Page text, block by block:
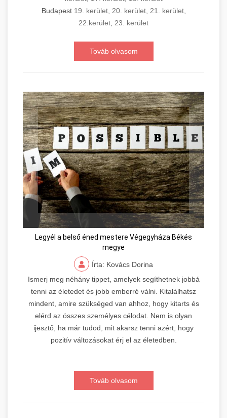
Budapest 19. kerület, 20. kerület, 21. kerület,
22.kerület, 23. kerület
Továb olvasom
Legyél a belső éned mestere Végegyháza Békés
megye
Írta: Kovács Dorina
Ismerj meg néhány tippet, amelyek segíthetnek jobbá
tenni az életedet és jobb emberré válni. Kitalálhatsz
mindent, amire szükséged van ahhoz, hogy kitarts és
elérd az összes személyes célodat. Nem is olyan
ijesztő, ha már tudod, mit akarsz tenni azért, hogy
pozitív változásokat érj el az életedben.
Továb olvasom